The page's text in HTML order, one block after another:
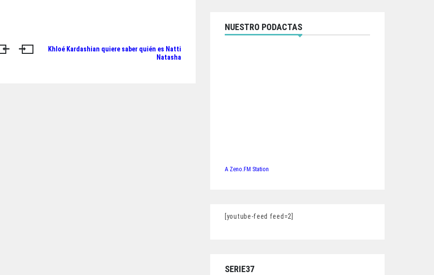
Khloé Kardashian quiere saber quién es Natti
Natasha
NUESTRO PODACTAS
A Zeno.FM Station
[youtube-feed feed=2]
SERIE37